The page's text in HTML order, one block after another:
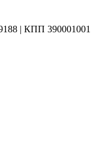
| КПП 390001001